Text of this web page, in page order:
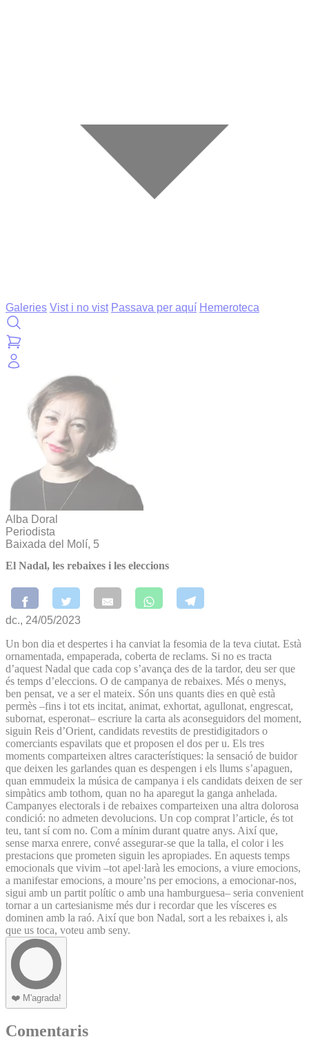
Galeries Vist i no vist Passava per aquí Hemeroteca
Alba Doral
Periodista
Baixada del Molí, 5
El Nadal, les rebaixes i les eleccions
dc., 24/05/2023
Un bon dia et despertes i ha canviat la fesomia de la teva ciutat. Està
ornamentada, empaperada, coberta de reclams. Si no es tracta
d’aquest Nadal que cada cop s’avança des de la tardor, deu ser que
és temps d’eleccions. O de campanya de rebaixes. Més o menys,
ben pensat, ve a ser el mateix. Són uns quants dies en què està
permès –fins i tot ets incitat, animat, exhortat, agullonat, engrescat,
subornat, esperonat– escriure la carta als aconseguidors del moment,
siguin Reis d’Orient, candidats revestits de prestidigitadors o
comerciants espavilats que et proposen el dos per u. Els tres
moments comparteixen altres característiques: la sensació de buidor
que deixen les garlandes quan es despengen i els llums s’apaguen,
quan emmudeix la música de campanya i els candidats deixen de ser
simpàtics amb tothom, quan no ha aparegut la ganga anhelada.
Campanyes electorals i de rebaixes comparteixen una altra dolorosa
condició: no admeten devolucions. Un cop comprat l’article, és tot
teu, tant sí com no. Com a mínim durant quatre anys. Així que,
sense marxa enrere, convé assegurar-se que la talla, el color i les
prestacions que prometen siguin les apropiades. En aquests temps
emocionals que vivim –tot apel·larà les emocions, a viure emocions,
a manifestar emocions, a moure’ns per emocions, a emocionar-nos,
sigui amb un partit polític o amb una hamburguesa– seria convenient
tornar a un cartesianisme més dur i recordar que les vísceres es
dominen amb la raó. Així que bon Nadal, sort a les rebaixes i, als
que us toca, voteu amb seny.
❤️ M'agrada!
Comentaris